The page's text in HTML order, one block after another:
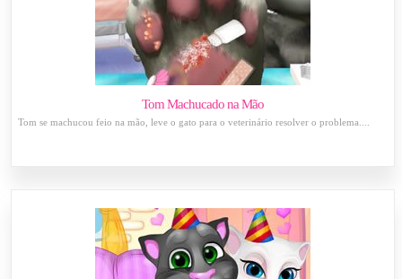
Tom Machucado na Mão
Tom se machucou feio na mão, leve o gato para o veterinário resolver o problema....